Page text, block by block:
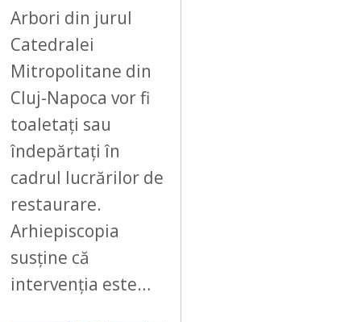
Arbori din jurul
Catedralei
Mitropolitane din
Cluj-Napoca vor fi
toaletați sau
îndepărtați în
cadrul lucrărilor de
restaurare.
Arhiepiscopia
susține că
intervenția este…